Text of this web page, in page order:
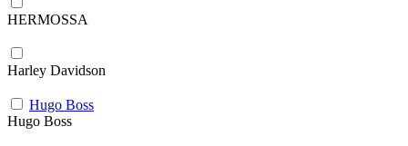
HERMOSSA
Harley Davidson
Hugo Boss
Hugo Boss